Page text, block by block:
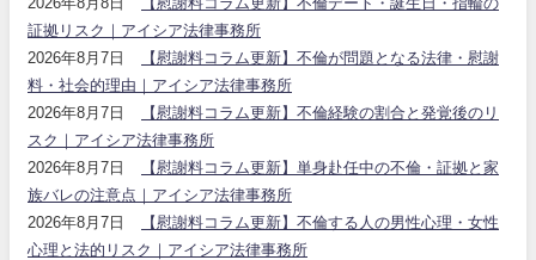
2026年8月8日
【慰謝料コラム更新】不倫デート・誕生日・指輪の
証拠リスク｜アイシア法律事務所
2026年8月7日
【慰謝料コラム更新】不倫が問題となる法律・慰謝
料・社会的理由｜アイシア法律事務所
2026年8月7日
【慰謝料コラム更新】不倫経験の割合と発覚後のリ
スク｜アイシア法律事務所
2026年8月7日
【慰謝料コラム更新】単身赴任中の不倫・証拠と家
族バレの注意点｜アイシア法律事務所
2026年8月7日
【慰謝料コラム更新】不倫する人の男性心理・女性
心理と法的リスク｜アイシア法律事務所